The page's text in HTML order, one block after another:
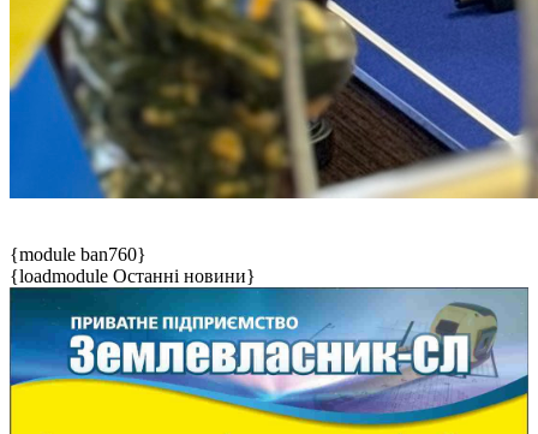
{module ban760}
{loadmodule Останні новини}